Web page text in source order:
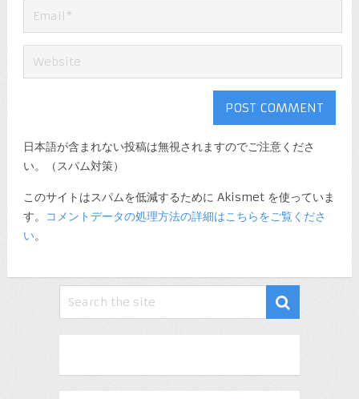
日本語が含まれない投稿は無視されますのでご注意くださ
い。（スパム対策）
このサイトはスパムを低減するために Akismet を使っていま
す。
コメントデータの処理方法の詳細はこちらをご覧くださ
い。